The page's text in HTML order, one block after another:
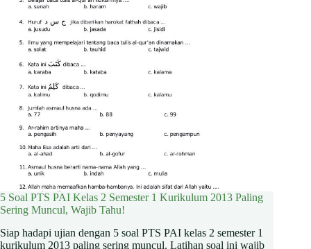
5 Soal PTS PAI Kelas 2 Semester 1 Kurikulum 2013 Paling
Sering Muncul, Wajib Tahu!
Siap hadapi ujian dengan 5 soal PTS PAI kelas 2 semester 1
kurikulum 2013 paling sering muncul. Latihan soal ini wajib